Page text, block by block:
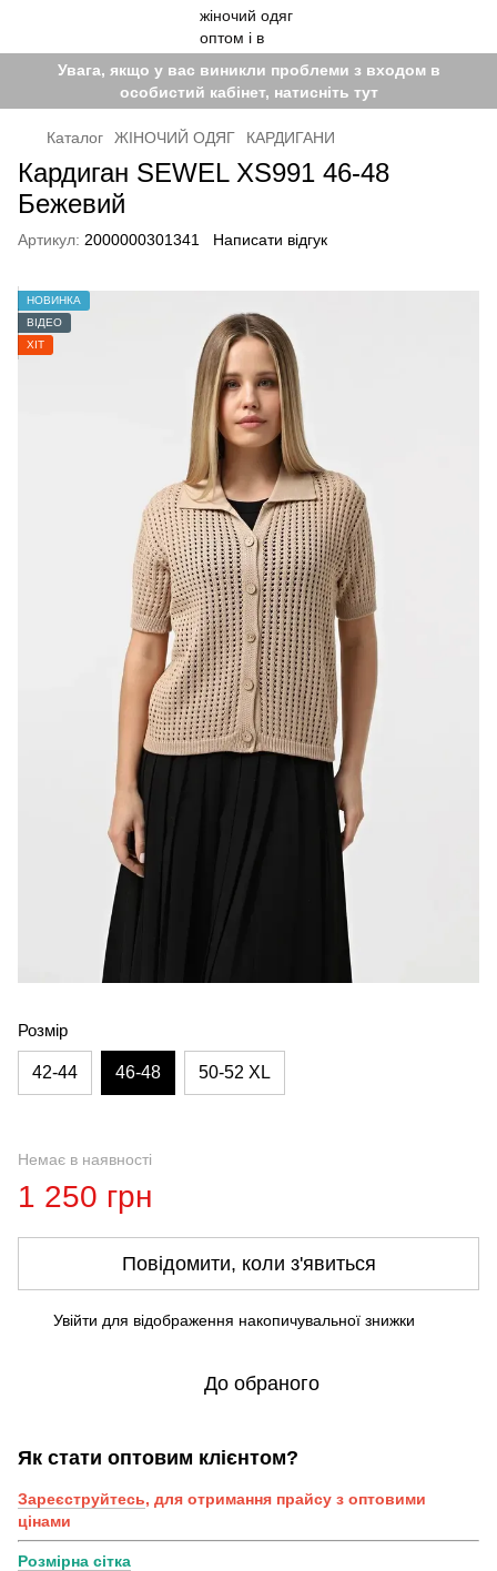
Увага, якщо у вас виникли проблеми з входом в
особистий кабінет, натисніть тут
Каталог ЖІНОЧИЙ ОДЯГ КАРДИГАНИ
Кардиган SEWEL XS991 46-48
Бежевий
Артикул: 2000000301341 Написати відгук
НОВИНКА
ВІДЕО
ХІТ
Розмір
42-44 46-48 50-52 XL
Немає в наявності
1 250 грн
Повідомити, коли з'явиться
Увійти для відображення накопичувальної знижки
До обраного
Як стати оптовим клієнтом?
Зареєструйтесь, для отримання прайсу з оптовими
цінами
Розмірна сітка